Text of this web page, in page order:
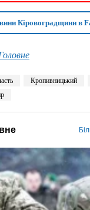
Кіровоградщини в
Кропивницький